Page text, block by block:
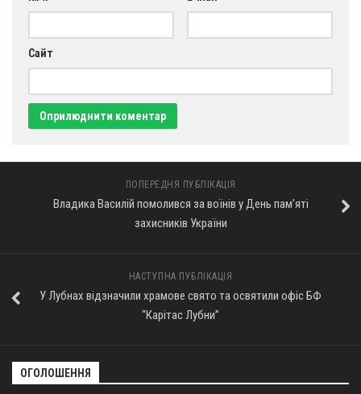
Сайт
ПОПЕРЕДНЯ ПУБЛІКАЦІЯ
Владика Василій помолився за воїнів у День пам’яті
захисників України
НАСТУПНА ПУБЛІКАЦІЯ
У Лубнах відзначили храмове свято та освятили офіс БФ
“Карітас Лубни”
ОГОЛОШЕННЯ